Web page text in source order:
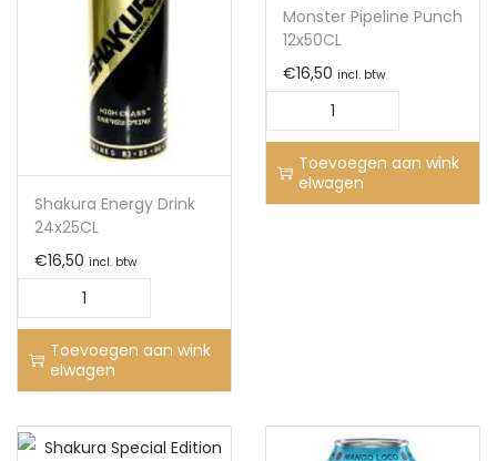
Shakura Energy Drink
24x25CL
€16,50 incl. btw
Toevoegen aan wink
elwagen
Monster Pipeline Punch
12x50CL
€16,50 incl. btw
Toevoegen aan wink
elwagen